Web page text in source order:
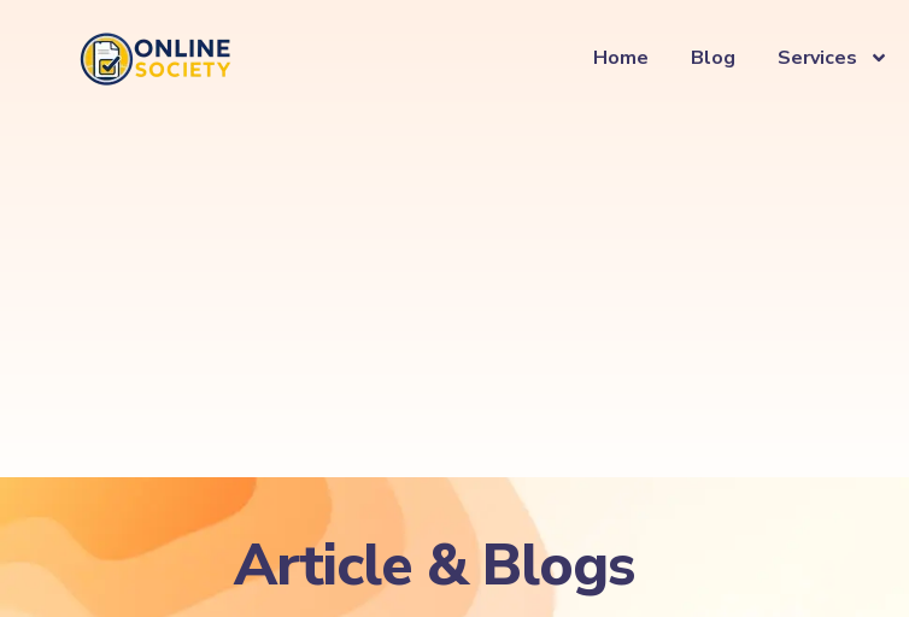
Home Blog Services
Article & Blogs